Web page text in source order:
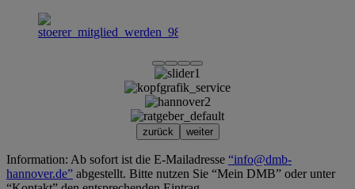
zurück weiter
Information: Ab sofort ist die E-Mailadresse “info@dmb-
hannover.de” abgestellt. Bitte nutzen Sie “Mein DMB” oder unter